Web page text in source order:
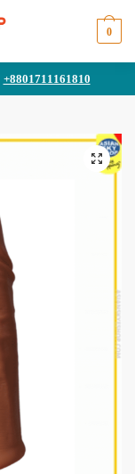
0
+8801711161810
🔍